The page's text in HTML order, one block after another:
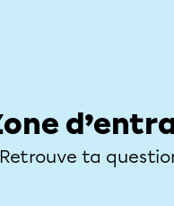
Retrouve ta